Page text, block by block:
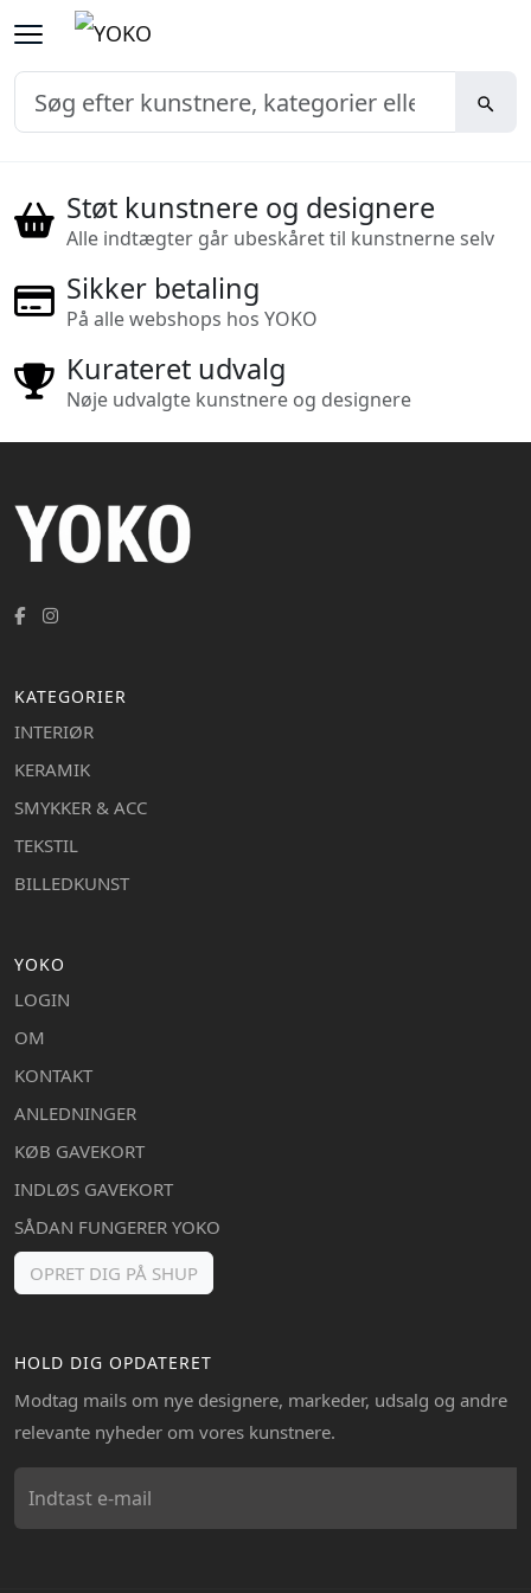
Støt kunstnere og designere
Alle indtægter går ubeskåret til kunstnerne selv
Sikker betaling
På alle webshops hos YOKO
Kurateret udvalg
Nøje udvalgte kunstnere og designere
KATEGORIER
INTERIØR
KERAMIK
SMYKKER & ACC
TEKSTIL
BILLEDKUNST
YOKO
LOGIN
OM
KONTAKT
ANLEDNINGER
KØB GAVEKORT
INDLØS GAVEKORT
SÅDAN FUNGERER YOKO
OPRET DIG PÅ SHUP
HOLD DIG OPDATERET
Modtag mails om nye designere, markeder, udsalg og andre
relevante nyheder om vores kunstnere.